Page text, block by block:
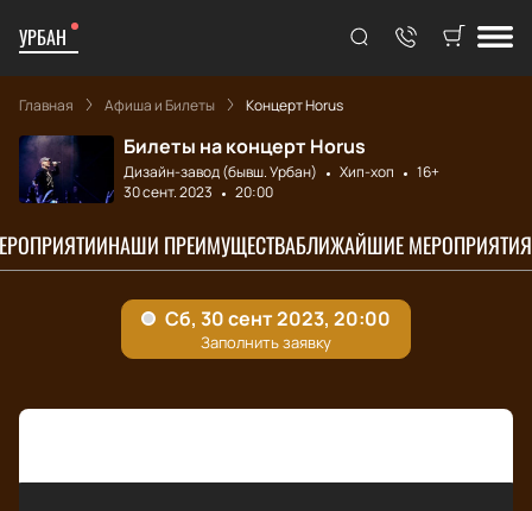
УРБАН
Главная Афиша и Билеты Концерт Horus
Билеты на концерт Horus
Дизайн-завод (бывш. Урбан) Хип-хоп
16+
30 сент. 2023
20:00
НАШИ ПРЕИМУЩЕСТВАБЛИЖАЙШИЕ МЕРОПРИЯТИЯ